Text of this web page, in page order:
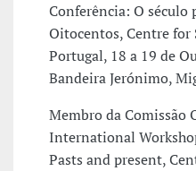
Conferência: O século
Oitocentos, Centre for
Portugal, 18 a 19 de
Bandeira Jerónimo,
Membro da Comissão
International
Pasts and present,